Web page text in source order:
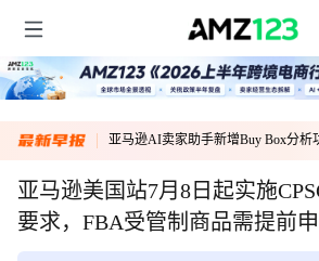
亚马逊AI卖家助手新增Buy Box分析
亚马逊美国站7月8日起实施
要求，FBA受管制商品需提前